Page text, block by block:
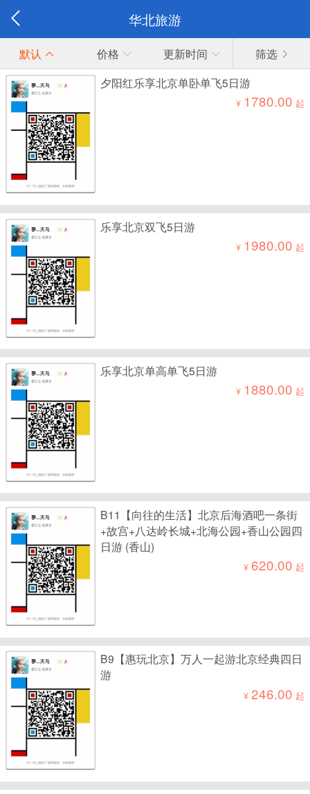
华北旅游
默认 价格 更新时间
筛选
夕阳红乐享北京单卧单飞5日游
¥ 1780.00 起
乐享北京双飞5日游
¥ 1980.00 起
乐享北京单高单飞5日游
¥ 1880.00 起
B11【向往的生活】北京后海酒吧一条街
+故宫+八达岭长城+北海公园+香山公园四
日游 (香山)
¥620.00 起
B9【惠玩北京】万人一起游北京经典四日
游
¥246.00 起